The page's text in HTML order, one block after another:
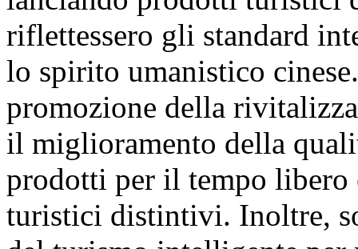
riflettessero gli standard
lo spirito umanistico
promozione della
il miglioramento della
prodotti per il tempo libero
turistici distintivi. Inoltre,